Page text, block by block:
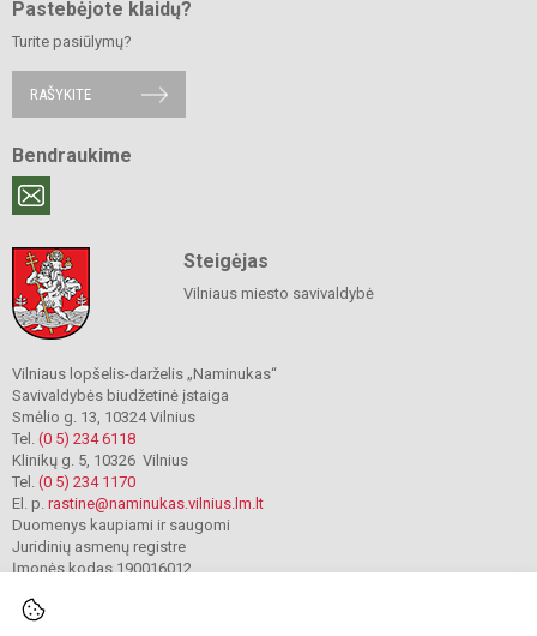
Pastebėjote klaidų?
Turite pasiūlymų?
RAŠYKITE
Bendraukime
Steigėjas
Vilniaus miesto savivaldybė
Vilniaus lopšelis-darželis „Naminukas“
Savivaldybės biudžetinė įstaiga
Smėlio g. 13, 10324 Vilnius
Tel. (0 5) 234 6118
Klinikų g. 5, 10326 Vilnius
Tel. (0 5) 234 1170
El. p. rastine@naminukas.vilnius.lm.lt
Duomenys kaupiami ir saugomi
Juridinių asmenų registre
Įmonės kodas 190016012